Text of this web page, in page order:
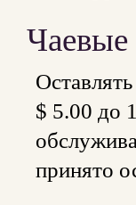
Чаевые
$ 5.00 до
принято